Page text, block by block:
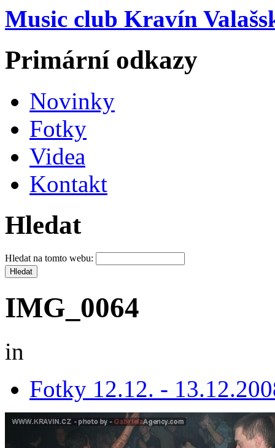
Music club Kravín
Primární odkazy
Novinky
Fotky
Videa
Kontakt
Hledat
Hledat na tomto webu:
IMG_0064
in
Fotky 12.12. -